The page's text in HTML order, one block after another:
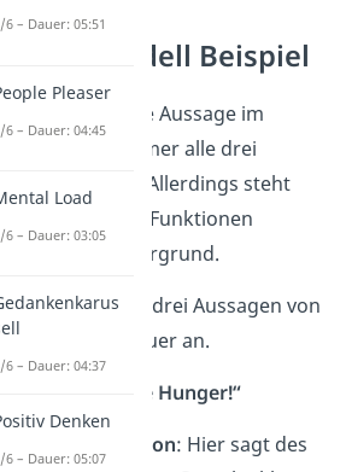
Modell Beispiel
ist, dass jede Aussage im
Modell immer alle drei
enthält. Allerdings steht
eine der drei Funktionen
im Vordergrund.
wir uns die drei Aussagen von
nochmal genauer an.
1: „Ich habe Hunger!“
Ausdrucksfunktion: Hier sagt des
6 – Dauer: 05:51
Pleaser
6 – Dauer: 04:45
Load
6 – Dauer: 03:05
6 – Dauer: 04:37
Denken
6 – Dauer: 05:07